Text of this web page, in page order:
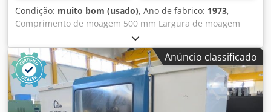
Condição: muito bom (usado), Ano de fabrico: 1973,
Comprimento de moagem 500 mm Largura de moagem
230 mm Tamanho da mesa 760 x 200 mm Entrega
automática placa magnética sistema de filtragem
Djdpfown Tdxsx Ac Ujwa
Anúncio classificado